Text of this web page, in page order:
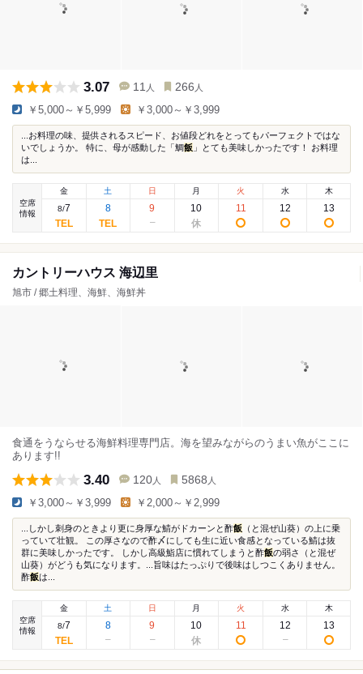
3.07 11 人 266 人
￥5,000～￥5,999 ￥3,000～￥3,999
...お料理の味、提供されるスピード、お値段どれをとってもパーフェクトではな
いでしょうか。 特に、母が感動した「鯛飯 」とても美味しかったです！ お料理
は...
空席
情報
金
8/7
土
8
日
9
月
10
火
11
水
12
木
13
カントリーハウス 海辺里
旭市 / 郷土料理、海鮮、海鮮丼
食通をうならせる海鮮料理専門店。海を望みながらのうまい魚がここに
あります!!
3.40 120 人 5868 人
￥3,000～￥3,999 ￥2,000～￥2,999
...しかし刺身のときより更に身厚な鯖がドカーンと酢飯 （と混ぜ山葵）の上に乗
っていて壮観。 この厚さなので酢〆にしても生に近い食感となっている鯖は抜
群に美味しかったです。 しかし高級鮨店に慣れてしまうと酢飯の弱さ（と混ぜ
山葵）がどうも気になります。...旨味はたっぷりで後味はしつこくありません。
酢飯は...
空席
情報
金
8/7
土
8
日
9
月
10
火
11
水
12
木
13